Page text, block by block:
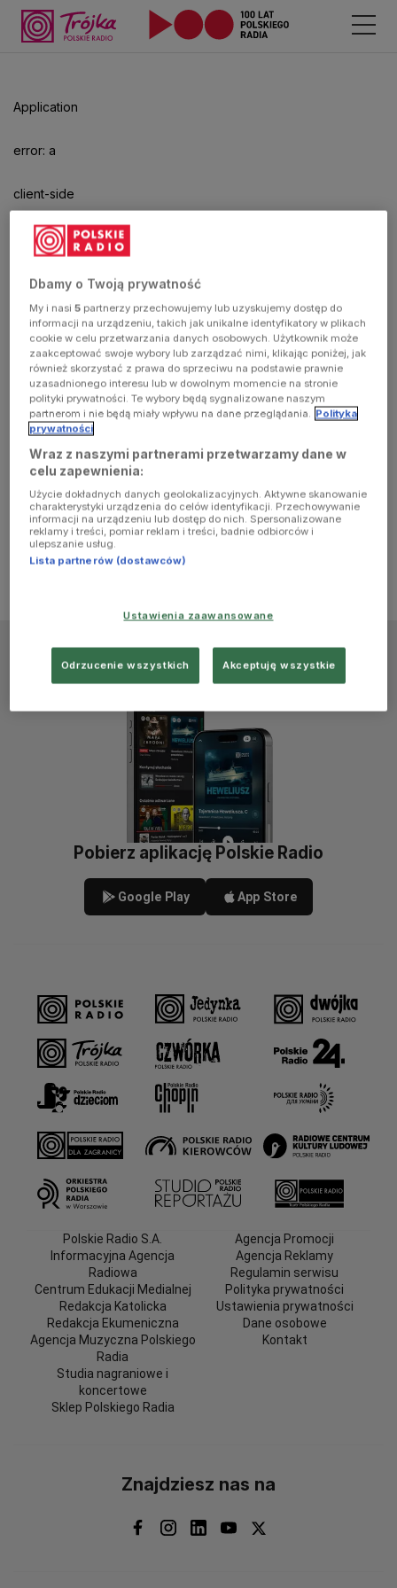
Application
error: a
client-side
exception
has
occurred
(see the
browser
console for
more
information)
aby
odtwarzać.
Pobierz aplikację Polskie Radio
Google Play App Store
Polskie Radio S.A.
Informacyjna Agencja
Radiowa
Centrum Edukacji Medialnej
Redakcja Katolicka
Redakcja Ekumeniczna
Agencja Muzyczna Polskiego
Radia
Studia nagraniowe i
koncertowe
Sklep Polskiego Radia
Agencja Promocji
Agencja Reklamy
Regulamin serwisu
Polityka prywatności
Ustawienia prywatności
Dane osobowe
Kontakt
Znajdziesz nas na
Dbamy o Twoją prywatność
My i nasi5 partnerzy przechowujemy lub uzyskujemy dostęp do
informacji na urządzeniu, takich jak unikalne identyfikatory w plikach
cookie w celu przetwarzania danych osobowych. Użytkownik może
zaakceptować swoje wybory lub zarządzać nimi, klikając poniżej, jak
również skorzystać z prawa do sprzeciwu na podstawie prawnie
uzasadnionego interesu lub w dowolnym momencie na stronie
polityki prywatności. Te wybory będą sygnalizowane naszym
partnerom i nie będą miały wpływu na dane przeglądania. Polityka
prywatności
Wraz z naszymi partnerami przetwarzamy dane w
celu zapewnienia:
Użycie dokładnych danych geolokalizacyjnych. Aktywne skanowanie
charakterystyki urządzenia do celów identyfikacji. Przechowywanie
informacji na urządzeniu lub dostęp do nich. Spersonalizowane
reklamy i treści, pomiar reklam i treści, badnie odbiorców i
ulepszanie usług.
Lista partnerów (dostawców)
Ustawienia zaawansowane
Odrzucenie wszystkich Akceptuję wszystkie